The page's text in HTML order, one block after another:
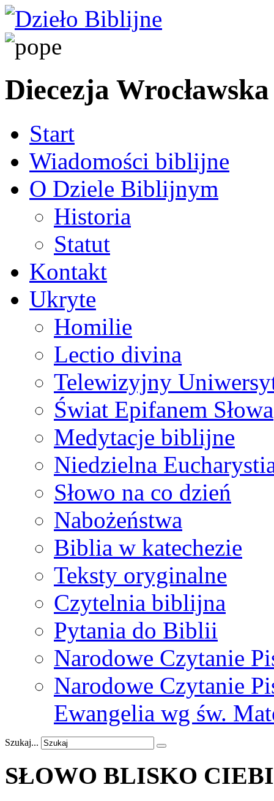
Diecezja Wrocławska
Start
Wiadomości biblijne
O Dziele Biblijnym
Historia
Statut
Kontakt
Ukryte
Homilie
Lectio divina
Telewizyjny
Świat Epifanem Słowa
Medytacje biblijne
Niedzielna
Słowo na co dzień
Nabożeństwa
Biblia w katechezie
Teksty oryginalne
Czytelnia biblijna
Pytania do Biblii
Narodowe Czytanie
Narodowe Czytanie
Ewangelia wg św.
Szukaj...
SŁOWO BLISKO